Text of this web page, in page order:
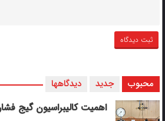
محبوب جدید دیدگاهها
اهمیت کالیبراسیون گیج فشار